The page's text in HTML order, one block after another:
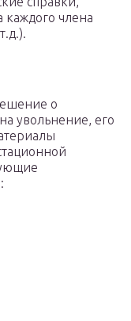
каждого члена
о
увольнение, его